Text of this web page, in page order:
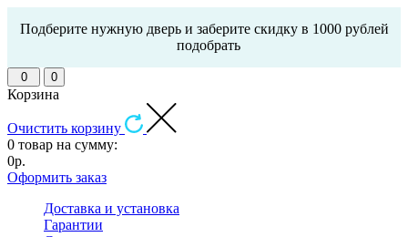
Подберите нужную дверь и заберите скидку в 1000 рублей
подобрать
0 0
Корзина
Очистить корзину
0 товар на сумму:
0р.
Оформить заказ
Доставка и установка
Гарантии